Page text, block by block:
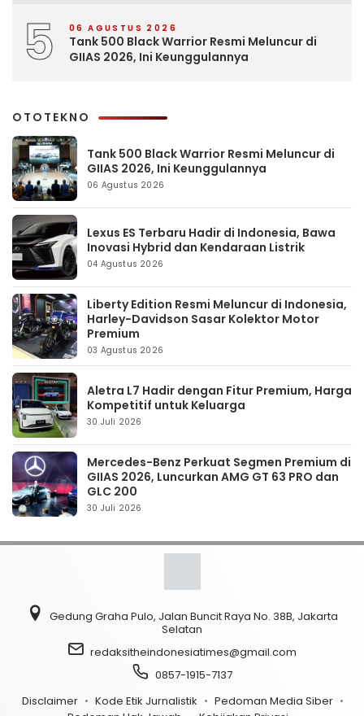
5 06 AGUSTUS 2026
Tank 500 Black Warrior Resmi Meluncur di
GIIAS 2026, Ini Keunggulannya
OTOTEKNO
Tank 500 Black Warrior Resmi Meluncur di
GIIAS 2026, Ini Keunggulannya
06 Agustus 2026
Lexus ES Terbaru Hadir di Indonesia, Bawa
Inovasi Hybrid dan Kendaraan Listrik
04 Agustus 2026
Liberty Edition Resmi Meluncur di Indonesia,
Harley-Davidson Sasar Kolektor Motor
Premium
03 Agustus 2026
Aletra L7 Hadir dengan Fitur Premium, Harga
Kompetitif untuk Keluarga
30 Juli 2026
Mercedes-Benz Perkuat Segmen Premium di
GIIAS 2026, Luncurkan AMG GT 63 PRO dan
GLC 200
30 Juli 2026
Gedung Graha Pulo, Jalan Buncit Raya No. 38B, Jakarta
Selatan
redaksitheindonesiatimes@gmail.com
0857-1915-7137
Disclaimer
Kode Etik Jurnalistik
Pedoman Media Siber